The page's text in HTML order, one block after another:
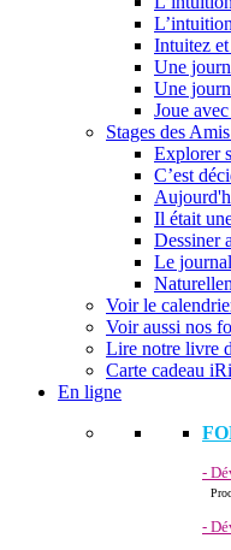
Intuitez
Une
Une
Joue
Stages des
Explorer
C’est
Il était
Dessiner
Le
Voir le
Voir aussi nos
Lire notre livre
Carte cadeau
En ligne
-
-